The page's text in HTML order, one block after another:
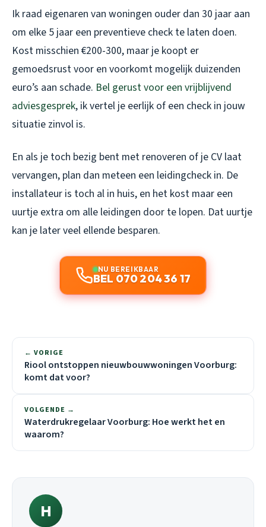
Ik raad eigenaren van woningen ouder dan 30 jaar aan
om elke 5 jaar een preventieve check te laten doen.
Kost misschien €200-300, maar je koopt er
gemoedsrust voor en voorkomt mogelijk duizenden
euro’s aan schade. Bel gerust voor een vrijblijvend
adviesgesprek, ik vertel je eerlijk of een check in jouw
situatie zinvol is.
En als je toch bezig bent met renoveren of je CV laat
vervangen, plan dan meteen een leidingcheck in. De
installateur is toch al in huis, en het kost maar een
uurtje extra om alle leidingen door te lopen. Dat uurtje
kan je later veel ellende besparen.
NU BEREIKBAAR
BEL 070 204 36 17
← VORIGE
Riool ontstoppen nieuwbouwwoningen Voorburg:
komt dat voor?
VOLGENDE →
Waterdrukregelaar Voorburg: Hoe werkt het en
waarom?
H